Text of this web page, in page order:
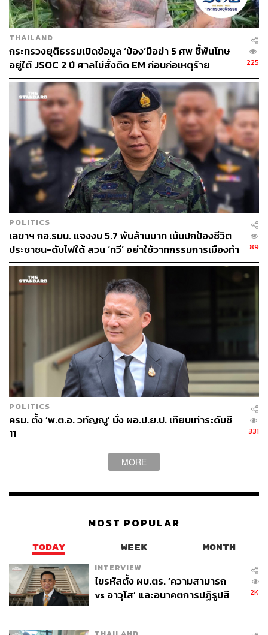
THAILAND
กระทรวงยุติธรรมเปิดข้อมูล ‘ป๋อง’มือฆ่า 5 ศพ ชี้พ้นโทษ
อยู่ใต้ JSOC 2 ปี ศาลไม่สั่งติด EM ก่อนก่อเหตุร้าย
225
POLITICS
เลขาฯ กอ.รมน. แจงงบ 5.7 พันล้านบาท เน้นปกป้องชีวิต
ประชาชน-ดับไฟใต้ สวน ‘ทวี’ อย่าใช้วาทกรรมการเมืองทำ
คนทำงานเสียกำลังใจ
89
POLITICS
ครม. ตั้ง ‘พ.ต.อ. วทัญญู’ นั่ง ผอ.ป.ย.ป. เทียบเท่าระดับซี
11
331
MORE
MOST POPULAR
TODAY WEEK MONTH
INTERVIEW
ไขรหัสตั้ง ผบ.ตร. ‘ความสามารถ
vs อาวุโส’ และอนาคตการปฏิรูปสี
2K